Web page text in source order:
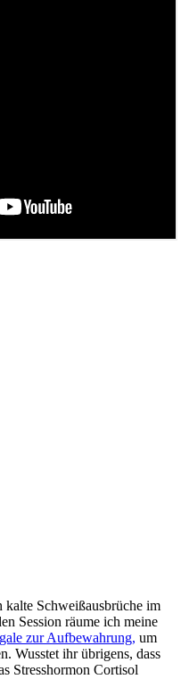
kalte Schweißausbrüche im
Session räume ich meine
zur Aufbewahrung, um
Wusstet ihr übrigens, dass
Stresshormon Cortisol